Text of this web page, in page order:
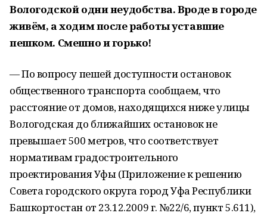
Вологодской одни неудобства. Вроде в городе
живём, а ходим после работы уставшие
пешком. Смешно и горько!
— По вопросу пешей доступности остановок
общественного транспорта сообщаем, что
расстояние от домов, находящихся ниже улицы
Вологодская до ближайших остановок не
превышает 500 метров, что соответствует
нормативам градостроительного
проектирования Уфы (Приложение к решению
Совета городского округа город Уфа Республики
Башкортостан от 23.12.2009 г. №22/6, пункт 5.611),